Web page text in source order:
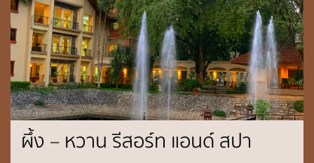
ผึ้ง – หวาน รีสอร์ท แอนด์ สปา